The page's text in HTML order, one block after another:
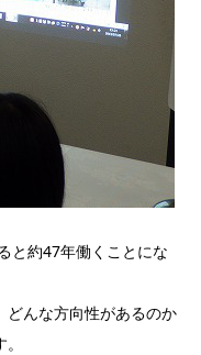
と約47年働くことにな
どんな方向性があるのか